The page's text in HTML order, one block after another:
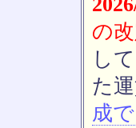
の
し
た
成